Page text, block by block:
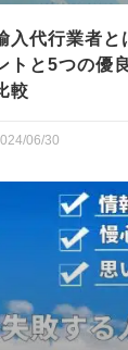
入代行業者と
トと5つの優
較
06/30